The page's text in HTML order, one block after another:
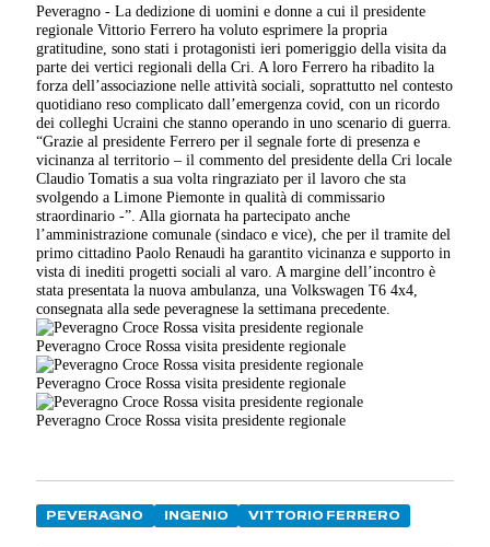
Peveragno - La dedizione di uomini e donne a cui il presidente
regionale Vittorio Ferrero ha voluto esprimere la propria
gratitudine, sono stati i protagonisti ieri pomeriggio della visita da
parte dei vertici regionali della Cri. A loro Ferrero ha ribadito la
forza dell’associazione nelle attività sociali, soprattutto nel contesto
quotidiano reso complicato dall’emergenza covid, con un ricordo
dei colleghi Ucraini che stanno operando in uno scenario di guerra.
“Grazie al presidente Ferrero per il segnale forte di presenza e
vicinanza al territorio – il commento del presidente della Cri locale
Claudio Tomatis a sua volta ringraziato per il lavoro che sta
svolgendo a Limone Piemonte in qualità di commissario
straordinario -”. Alla giornata ha partecipato anche
l’amministrazione comunale (sindaco e vice), che per il tramite del
primo cittadino Paolo Renaudi ha garantito vicinanza e supporto in
vista di inediti progetti sociali al varo. A margine dell’incontro è
stata presentata la nuova ambulanza, una Volkswagen T6 4x4,
consegnata alla sede peveragnese la settimana precedente.
Peveragno Croce Rossa visita presidente regionale
Peveragno Croce Rossa visita presidente regionale
Peveragno Croce Rossa visita presidente regionale
PEVERAGNO INGENIO VITTORIO FERRERO